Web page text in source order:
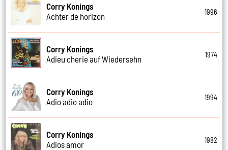
Corry Konings
Achter de horizon
1996
Corry Konings
Adieu cherie auf Wiedersehn
1974
Corry Konings
Adio adio adio
1994
Corry Konings
Adios amor
1982